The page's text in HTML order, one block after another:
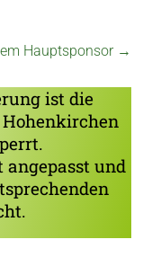
Hauptsponsor →
ist die
Hohenkirchen
angepasst und